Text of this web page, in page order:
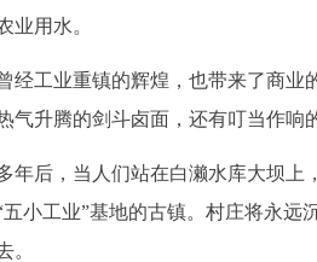
业用水。
经工业重镇的辉煌，也带来了商业
气升腾的剑斗卤面，还有叮当作
年后，当人们站在白濑水库大坝
五小工业”基地的古镇。村庄将永
。